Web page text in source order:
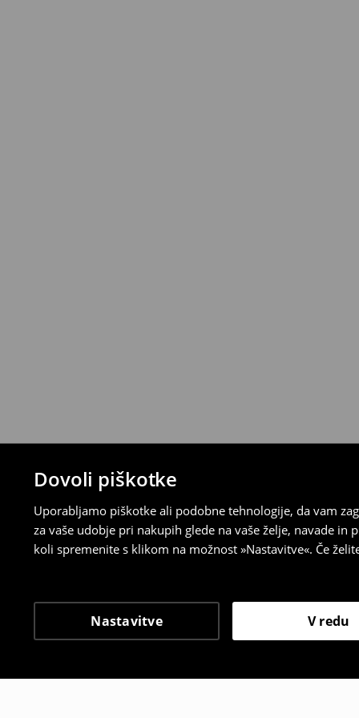
Dovoli piškotke
Uporabljamo piškotke ali podobne tehnologije, da vam
za vaše udobje pri nakupih glede na vaše želje, navade
koli spremenite s klikom na možnost »Nastavitve«. Če
Nastavitve V redu